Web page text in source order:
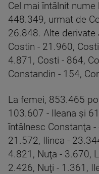
Cel mai întâlnit
448.349, urmat de
26.848. Alte derivate
Costin - 21.960,
4.871, Costi - 864,
Constandin - 154,
La femei, 853.465
103.607 - Ileana şi
întâlnesc Constanţa
21.572, Ilinca -
4.821, Nuţa - 3.670,
2.426, Nuţi - 1.361,